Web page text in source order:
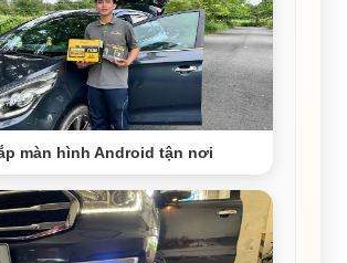
màn hình Android tận nơi